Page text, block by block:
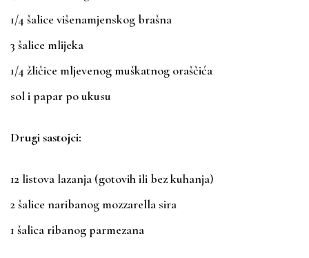
1/4 šalice višenamjenskog brašna
3 šalice mlijeka
1/4 žličice mljevenog muškatnog oraščića
sol i papar po ukusu
Drugi sastojci:
12 listova lazanja (gotovih ili bez kuhanja)
2 šalice naribanog mozzarella sira
1 šalica ribanog parmezana